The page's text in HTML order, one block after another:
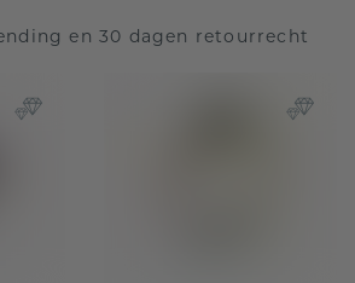
en 30 dagen retourrecht